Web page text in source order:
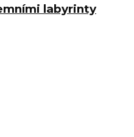
labyrinty